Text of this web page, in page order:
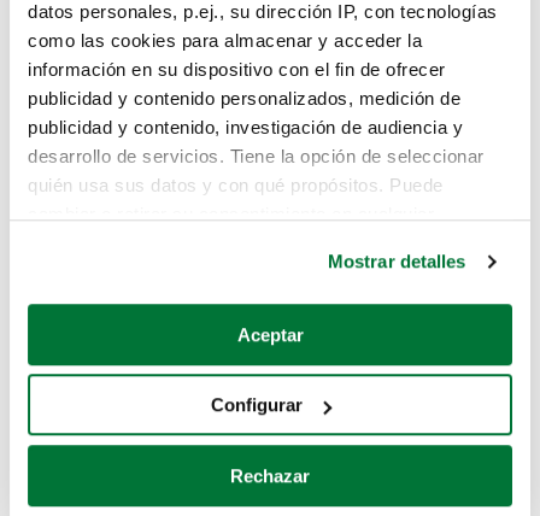
datos personales, p.ej., su dirección IP, con tecnologías
como las cookies para almacenar y acceder la
información en su dispositivo con el fin de ofrecer
publicidad y contenido personalizados, medición de
publicidad y contenido, investigación de audiencia y
desarrollo de servicios. Tiene la opción de seleccionar
quién usa sus datos y con qué propósitos. Puede
Si lo permite, también quisiéramos:
Recopilar información sobre su ubicación geográfica
Identificar su dispositivo analizándolo activamente
para buscar características específicas (huellas
Mostrar detalles
Aceptar
Configurar
Rechazar
Lo sentimos, no sabemos como
te hemos traido hasta aquí.
Pero puedes encontrar el coche que estás
buscando en alguno de estos enlaces:
Coches de segunda mano
Coches de km0